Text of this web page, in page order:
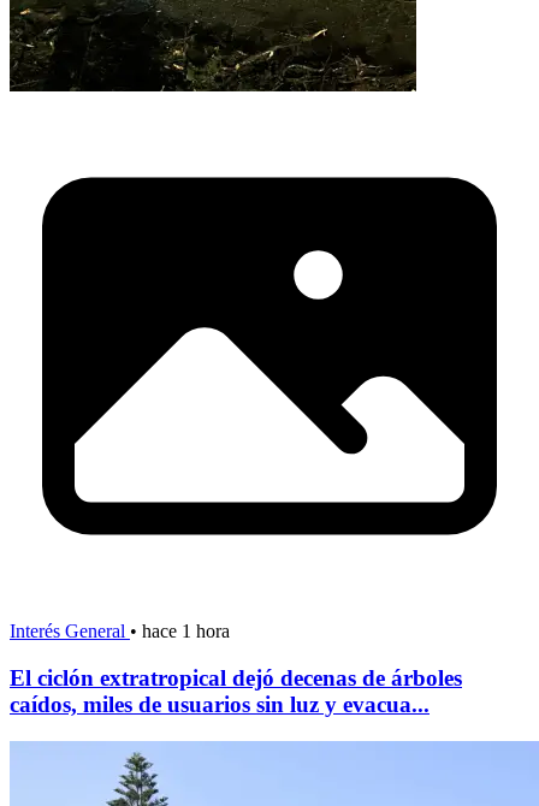
Interés General • hace 1 hora
El ciclón extratropical dejó decenas de árboles
caídos, miles de usuarios sin luz y evacua...